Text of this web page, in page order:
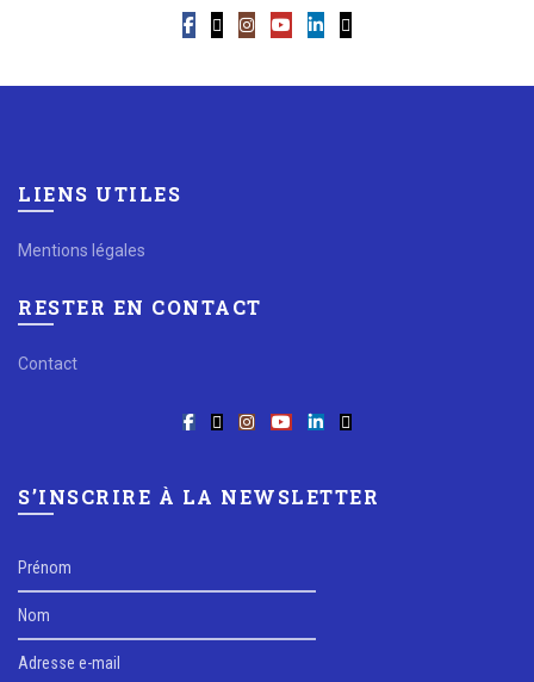
LIENS UTILES
Mentions légales
RESTER EN CONTACT
Contact
S’INSCRIRE À LA NEWSLETTER